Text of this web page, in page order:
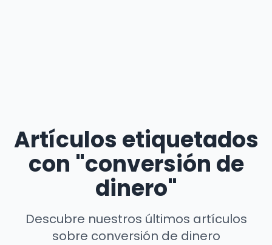
Artículos etiquetados
con "conversión de
dinero"
Descubre nuestros últimos artículos
sobre conversión de dinero